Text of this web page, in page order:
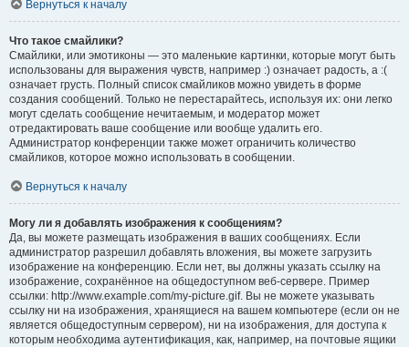
Вернуться к началу
Что такое смайлики?
Смайлики, или эмотиконы — это маленькие картинки, которые могут быть
использованы для выражения чувств, например :) означает радость, а :(
означает грусть. Полный список смайликов можно увидеть в форме
создания сообщений. Только не перестарайтесь, используя их: они легко
могут сделать сообщение нечитаемым, и модератор может
отредактировать ваше сообщение или вообще удалить его.
Администратор конференции также может ограничить количество
смайликов, которое можно использовать в сообщении.
Вернуться к началу
Могу ли я добавлять изображения к сообщениям?
Да, вы можете размещать изображения в ваших сообщениях. Если
администратор разрешил добавлять вложения, вы можете загрузить
изображение на конференцию. Если нет, вы должны указать ссылку на
изображение, сохранённое на общедоступном веб-сервере. Пример
ссылки: http://www.example.com/my-picture.gif. Вы не можете указывать
ссылку ни на изображения, хранящиеся на вашем компьютере (если он не
является общедоступным сервером), ни на изображения, для доступа к
которым необходима аутентификация, как, например, на почтовые ящики